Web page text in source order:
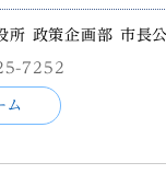
所 政策企画部 市長
7252
ム